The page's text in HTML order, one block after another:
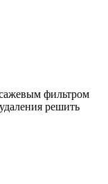
фильтром
решить